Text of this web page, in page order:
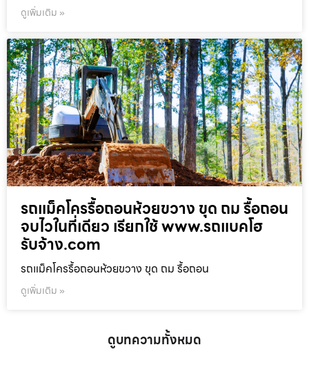
ดูเพิ่มเติม »
รถแม็คโครรื้อถอนห้วยขวาง ขุด ถม รื้อถอน
จบไวในที่เดียว เรียกใช้ www.รถแบคโฮ
รับจ้าง.com
รถแม็คโครรื้อถอนห้วยขวาง ขุด ถม รื้อถอน
ดูเพิ่มเติม »
ดูบทความทั้งหมด